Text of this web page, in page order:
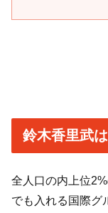
鈴木香里武
全人口の内上位
でも入れる国際グ